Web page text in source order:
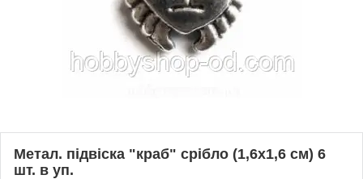
Метал. підвіска "краб" срібло (1,6х1,6 см) 6
шт. в уп.